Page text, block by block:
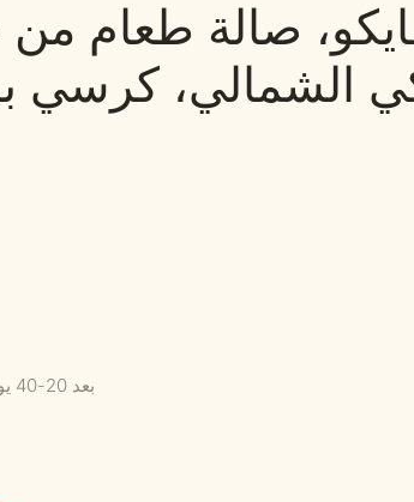
صالة طعام
الشمالي، كرسي
بعد 20-40 يومًا من تأكيد السحب